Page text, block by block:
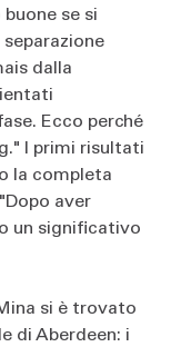
se si
dalla
Ecco perché
I primi risultati
la completa
aver
un significativo
si è trovato
di Aberdeen: i